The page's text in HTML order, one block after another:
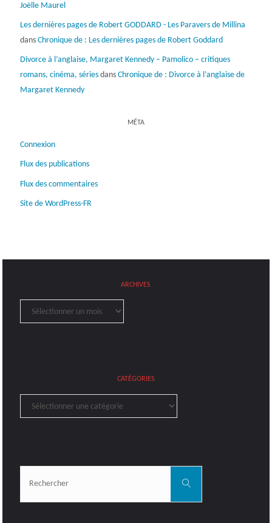
Joëlle Maurel
Les dernières pages de Robert GODDARD - Les Paravers de Millina
dans Chronique de : Les dernières pages de Robert Goddard
Divorce à l’anglaise, Margaret Kennedy – Pamolico – critiques
romans, cinéma, sériesdans Chronique de : Divorce à l’anglaise de
Margaret Kennedy
MÉTA
Connexion
Flux des publications
Flux des commentaires
Site de WordPress-FR
ARCHIVES
Archives
CATÉGORIES
Catégories
Rechercher